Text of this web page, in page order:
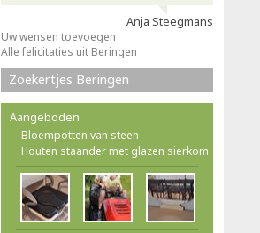
Anja Steegmans
Uw wensen toevoegen
Alle felicitaties uit Beringen
Zoekertjes Beringen
Aangeboden
Bloempotten van steen
Houten staander met glazen sierkom